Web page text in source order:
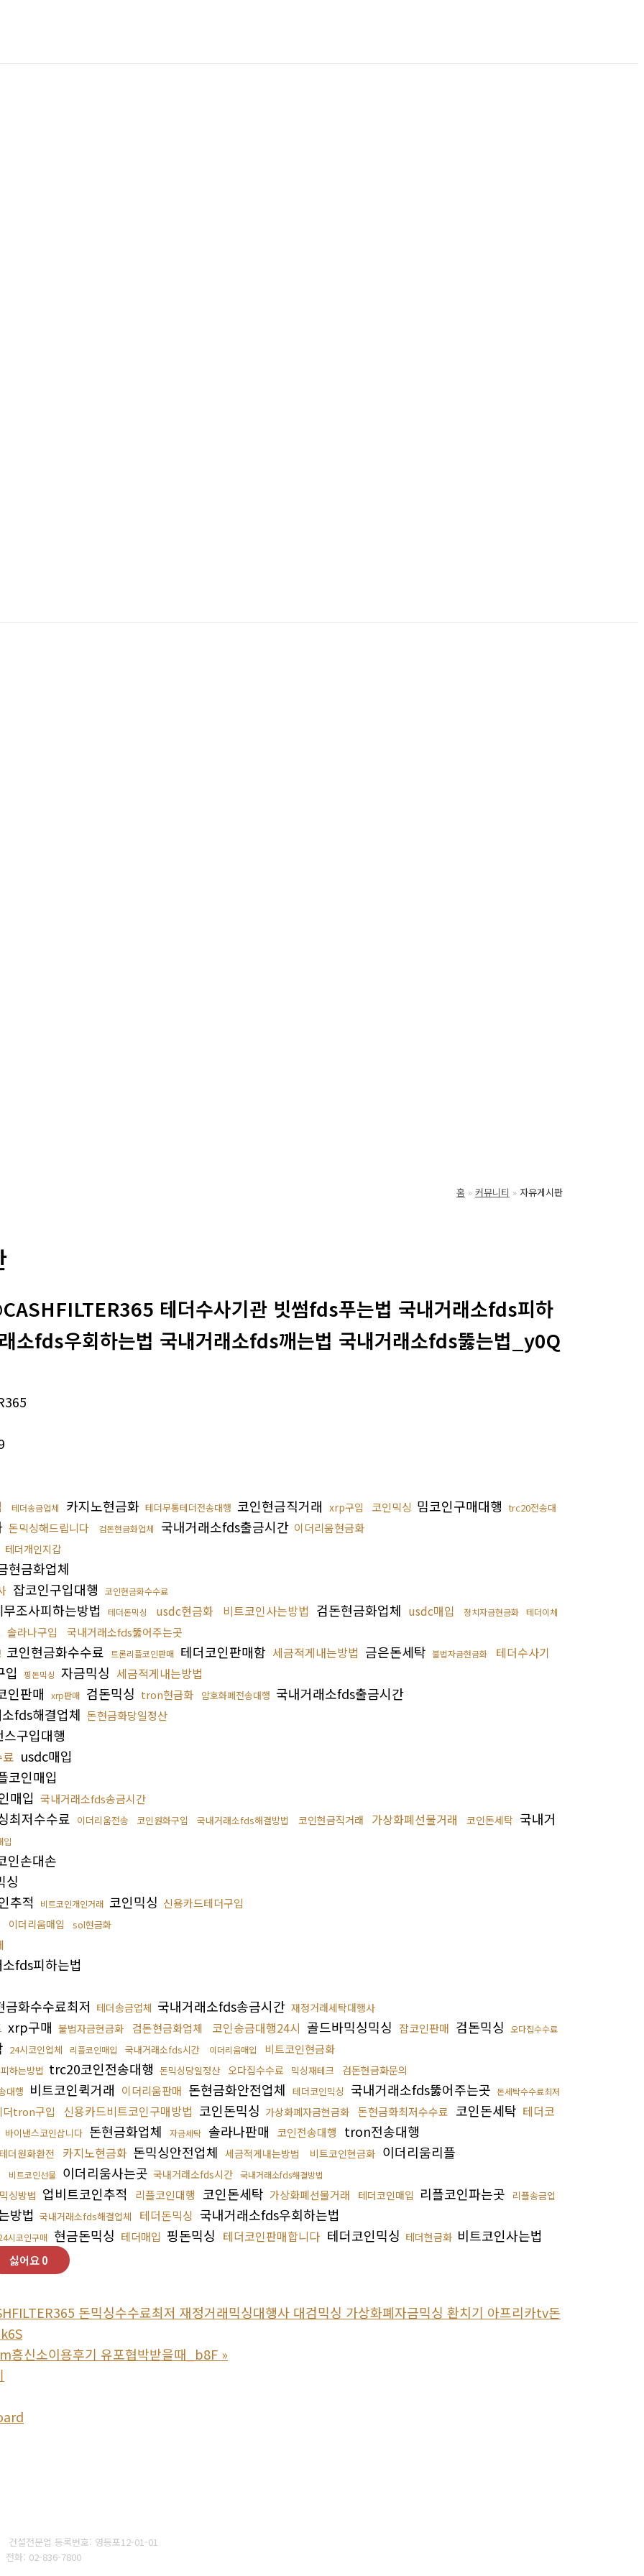
홈 커뮤니티 자유게시판
테더수사기관 빗썸fds푸는법 국내거래소fds피하
소fds우회하는법 국내거래소fds깨는법 국내거래소fds뚫는법_y0Q
테더송금업체 카지노현금화 테더무통테더전송대행 코인현금직거래 xrp구입 코인믹싱 밈코인구매대행 trc20전송대
돈믹싱해드립니다 검돈현금화업체 국내거래소fds출금시간 이더리움현금화
테더개인지갑
현금화업체
잡코인구입대행 코인현금화수수료
조사피하는방법 테더돈믹싱 usdc현금화 비트코인사는방법 검돈현금화업체 usdc매입 정치자금현금화 테더이체
솔라나구입 국내거래소fds뚫어주는곳
코인현금화수수료 트론리플코인판매 테더코인판매함 세금적게내는방법 금은돈세탁 불법자금현금화 테더수사기
입 핑돈믹싱 자금믹싱 세금적게내는방법
인판매 xrp판매 검돈믹싱 tron현금화 암호화폐전송대행 국내거래소fds출금시간
fds해결업체 돈현금화당일정산
구입대행
usdc매입
코인매입
매입 국내거래소fds송금시간
최저수수료 이더리움전송 코인원화구입 국내거래소fds해결방법 코인현금직거래 가상화폐선물거래 코인돈세탁 국내거
입
인손대손
싱
추적
비트코인개인거래 코인믹싱 신용카드테더구입
이더리움매입 sol현금화
fds피하는법
화수수료최저 테더송금업체 국내거래소fds송금시간 재정거래세탁대행사
xrp구매 불법자금현금화 검돈현금화업체 코인송금대행24시 골드바믹싱믹싱 잡코인판매 검돈믹싱 오다집수수료
24시코인업체 리플코인매입 국내거래소fds시간 이더리움매입 비트코인현금화
하는방법 trc20코인전송대행 돈믹싱당일정산 오다집수수료 믹싱재테크 검돈현금화문의
대행 비트코인퀵거래 이더리움판매 돈현금화안전업체 테더코인믹싱 국내거래소fds뚫어주는곳 돈세탁수수료최저
더tron구입 신용카드비트코인구매방법 코인돈믹싱 가상화폐자금현금화 돈현금화최저수수료 코인돈세탁 테더코
바이낸스코인삽니다 돈현금화업체 자금세탁 솔라나판매 코인전송대행 tron전송대행
더원화환전 카지노현금화 돈믹싱안전업체 세금적게내는방법 비트코인현금화 이더리움리플
비트코인선물 이더리움사는곳 국내거래소fds시간 국내거래소fds해결방법
싱방법 업비트코인추적 리플코인대행 코인돈세탁 가상화폐선물거래 테더코인매입 리플코인파는곳 리플송금업
방법 국내거래소fds해결업체 테더돈믹싱 국내거래소fds우회하는법
시코인구매 현금돈믹싱 테더매입 핑돈믹싱 테더코인판매합니다 테더코인믹싱 테더현금화 비트코인사는법
싫어요0
돈믹싱수수료최저 재정거래믹싱대행사 대검믹싱 가상화폐자금믹싱 환치기 아프리카tv돈
흥신소이용후기 유포협박받을때_b8F »
건설전문업 등록번호: 영등포12-01-01
전화: 02-836-7800